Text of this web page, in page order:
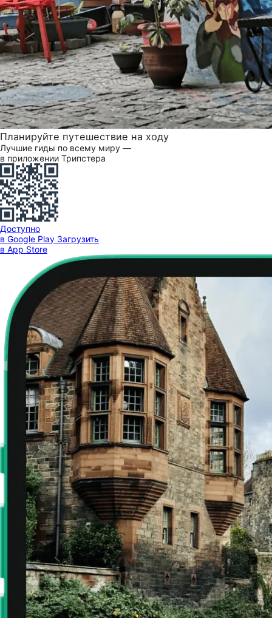
Планируйте путешествие на ходу
Лучшие гиды по всему миру —
в приложении Трипстера
Доступно
в Google Play Загрузить
в App Store